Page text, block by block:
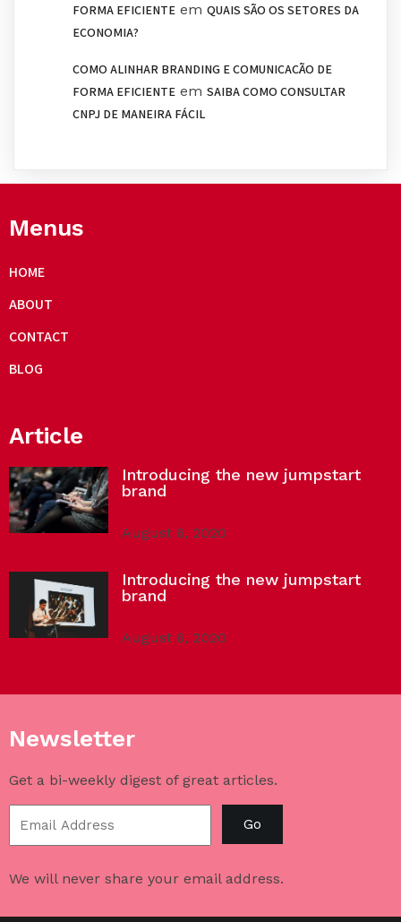
FORMA EFICIENTE em QUAIS SÃO OS SETORES DA
ECONOMIA?
COMO ALINHAR BRANDING E COMUNICAÇÃO DE
FORMA EFICIENTE em SAIBA COMO CONSULTAR
CNPJ DE MANEIRA FÁCIL
Menus
HOME
ABOUT
CONTACT
BLOG
Article
Introducing the new jumpstart
brand
August 6, 2020
Introducing the new jumpstart
brand
August 6, 2020
Newsletter
Get a bi-weekly digest of great articles.
Go
We will never share your email address.